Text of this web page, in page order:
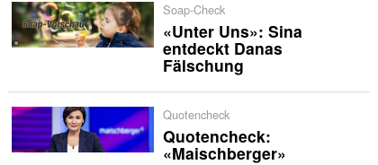
Soap-Check
«Unter Uns»: Sina
entdeckt Danas
Fälschung
Quotencheck
Quotencheck:
«Maischberger»